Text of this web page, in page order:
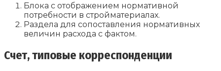
Блока с отображением нормативной
потребности в стройматериалах.
Раздела для сопоставления нормативных
величин расхода с фактом.
Счет, типовые корреспонденции